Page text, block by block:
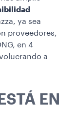
ya sea
proveedores,
en 4
a
EN